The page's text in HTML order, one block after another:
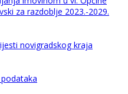
za razdoblje 2023.-2029.
novigradskog kraja